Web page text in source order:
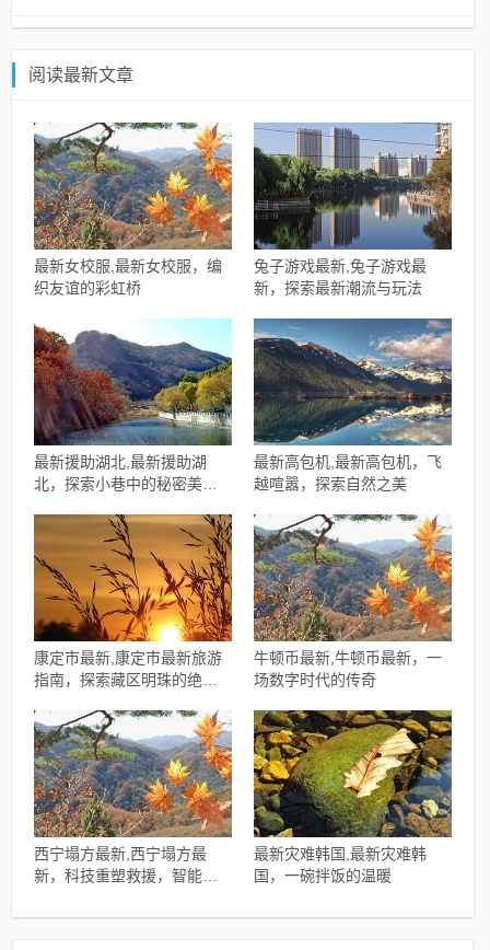
阅读最新文章
最新女校服,最新女校服，编
织友谊的彩虹桥
兔子游戏最新,兔子游戏最
新，探索最新潮流与玩法
最新援助湖北,最新援助湖
北，探索小巷中的秘密美食
最新高包机,最新高包机，飞
越喧嚣，探索自然之美
康定市最新,康定市最新旅游
指南，探索藏区明珠的绝美
牛顿币最新,牛顿币最新，一
场数字时代的传奇
西宁塌方最新,西宁塌方最
新，科技重塑救援，智能守
最新灾难韩国,最新灾难韩
国，一碗拌饭的温暖